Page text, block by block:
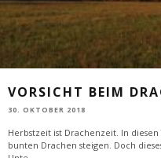
VORSICHT BEIM
30. OKTOBER 2018
Herbstzeit ist Drachenzeit. In
bunten Drachen steigen. Doch